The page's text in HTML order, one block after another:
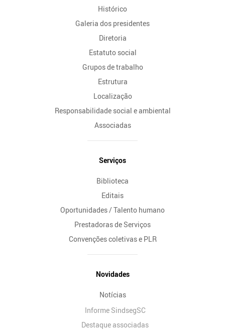
Histórico
Galeria dos presidentes
Diretoria
Estatuto social
Grupos de trabalho
Estrutura
Localização
Responsabilidade social e ambiental
Associadas
Serviços
Biblioteca
Editais
Oportunidades / Talento humano
Prestadoras de Serviços
Convenções coletivas e PLR
Novidades
Notícias
Informe SindsegSC
Destaque associadas